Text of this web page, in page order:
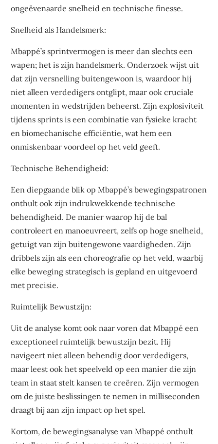
ongeëvenaarde snelheid en technische finesse.
Snelheid als Handelsmerk:
Mbappé’s sprintvermogen is meer dan slechts een
wapen; het is zijn handelsmerk. Onderzoek wijst uit
dat zijn versnelling buitengewoon is, waardoor hij
niet alleen verdedigers ontglipt, maar ook cruciale
momenten in wedstrijden beheerst. Zijn explosiviteit
tijdens sprints is een combinatie van fysieke kracht
en biomechanische efficiëntie, wat hem een
onmiskenbaar voordeel op het veld geeft.
Technische Behendigheid:
Een diepgaande blik op Mbappé’s bewegingspatronen
onthult ook zijn indrukwekkende technische
behendigheid. De manier waarop hij de bal
controleert en manoeuvreert, zelfs op hoge snelheid,
getuigt van zijn buitengewone vaardigheden. Zijn
dribbels zijn als een choreografie op het veld, waarbij
elke beweging strategisch is gepland en uitgevoerd
met precisie.
Ruimtelijk Bewustzijn:
Uit de analyse komt ook naar voren dat Mbappé een
exceptioneel ruimtelijk bewustzijn bezit. Hij
navigeert niet alleen behendig door verdedigers,
maar leest ook het speelveld op een manier die zijn
team in staat stelt kansen te creëren. Zijn vermogen
om de juiste beslissingen te nemen in milliseconden
draagt bij aan zijn impact op het spel.
Kortom, de bewegingsanalyse van Mbappé onthult